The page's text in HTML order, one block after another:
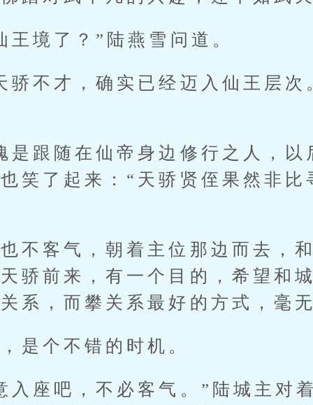
了？”陆燕雪问道。
才，确实已经迈入仙王层次
随在仙帝身边修行之人，以
笑了起来：“天骄贤侄果然非
客气，朝着主位那边而去，和
骄前来，有一个目的，希望和
系，而攀关系最好的方式，毫
个不错的时机。
吧，不必客气。”陆城主对